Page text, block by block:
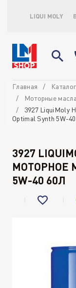
LIQUI MOLY
Главная Каталог
Моторные
3927 LiquiMoly
Optimal Synth 5W-
3927
МОТОРНОЕ
5W-40 60Л